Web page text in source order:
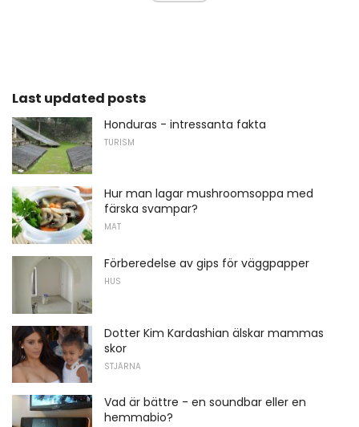
Last updated posts
Honduras - intressanta fakta
TURISM
Hur man lagar mushroomsoppa med
färska svampar?
MAT
Förberedelse av gips för väggpapper
HUS
Dotter Kim Kardashian älskar mammas
skor
STJÄRNA
Vad är bättre - en soundbar eller en
hemmabio?